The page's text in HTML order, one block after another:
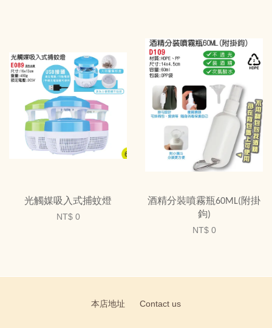
光觸媒吸入式捕蚊燈
NT$ 0
酒精分裝噴霧瓶60ML(附掛
鉤)
NT$ 0
本店地址 Contact us